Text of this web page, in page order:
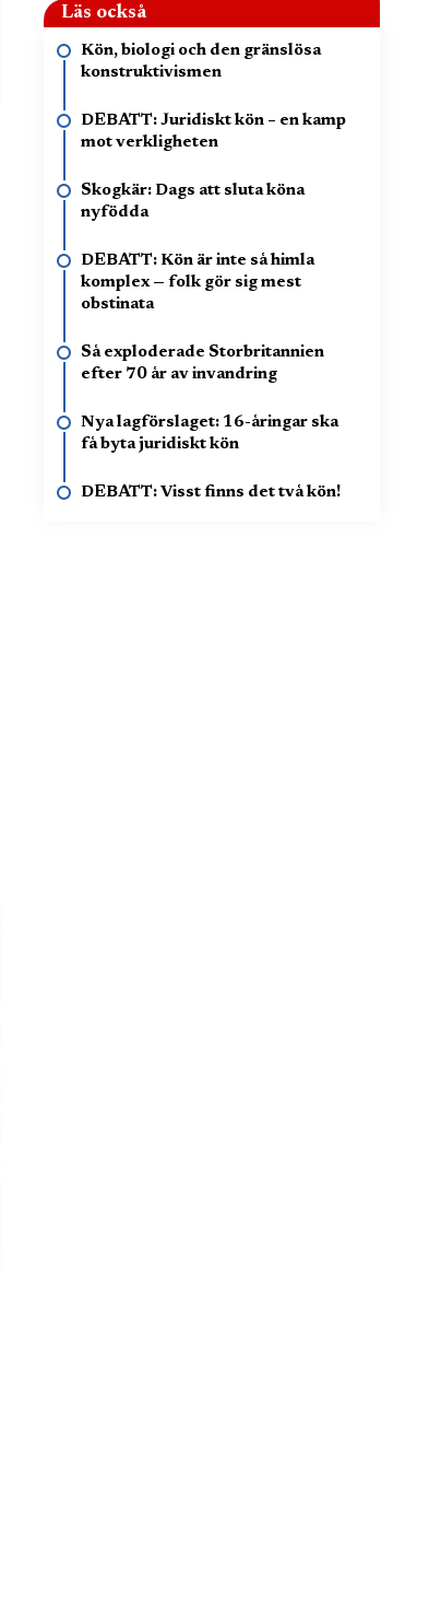
Läs också
Kön, biologi och den gränslösa
konstruktivismen
DEBATT: Juridiskt kön – en kamp
mot verkligheten
Skogkär: Dags att sluta köna
nyfödda
DEBATT: Kön är inte så himla
komplex — folk gör sig mest
obstinata
Så exploderade Storbritannien
efter 70 år av invandring
Nya lagförslaget: 16-åringar ska
få byta juridiskt kön
DEBATT: Visst finns det två kön!